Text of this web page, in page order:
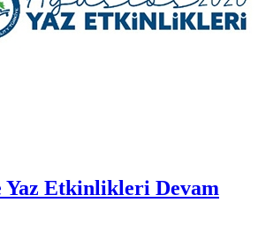
Etkinlikleri Devam